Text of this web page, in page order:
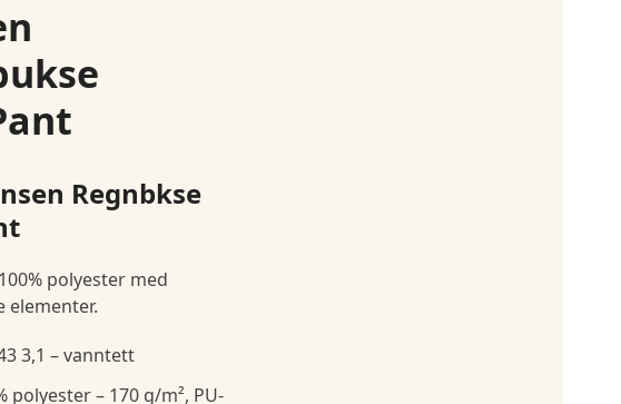
Regnbkse
polyester med
elementer.
3,1 – vanntett
polyester – 170 g/m², PU-